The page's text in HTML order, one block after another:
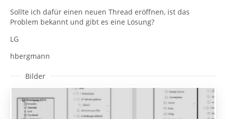
Sollte ich dafür einen neuen Thread eröffnen, ist das
Problem bekannt und gibt es eine Lösung?
LG
hbergmann
Bilder